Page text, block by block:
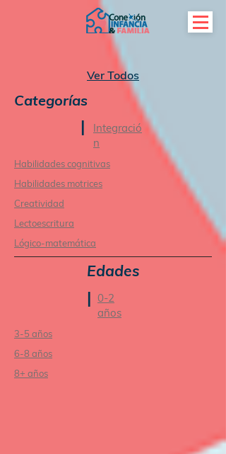
Ver Todos
Categorías
|
Integració
n
Habilidades cognitivas
Habilidades motrices
Creatividad
Lectoescritura
Lógico-matemática
Edades
| 0-2
años
3-5 años
6-8 años
8+ años